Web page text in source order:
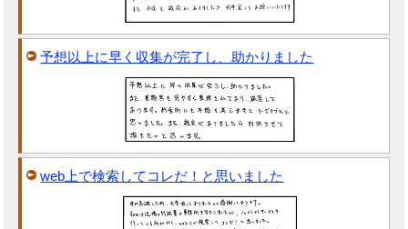
予想以上に早く収集が完了し、助かりました
web上で検索してコレだ！と思いました